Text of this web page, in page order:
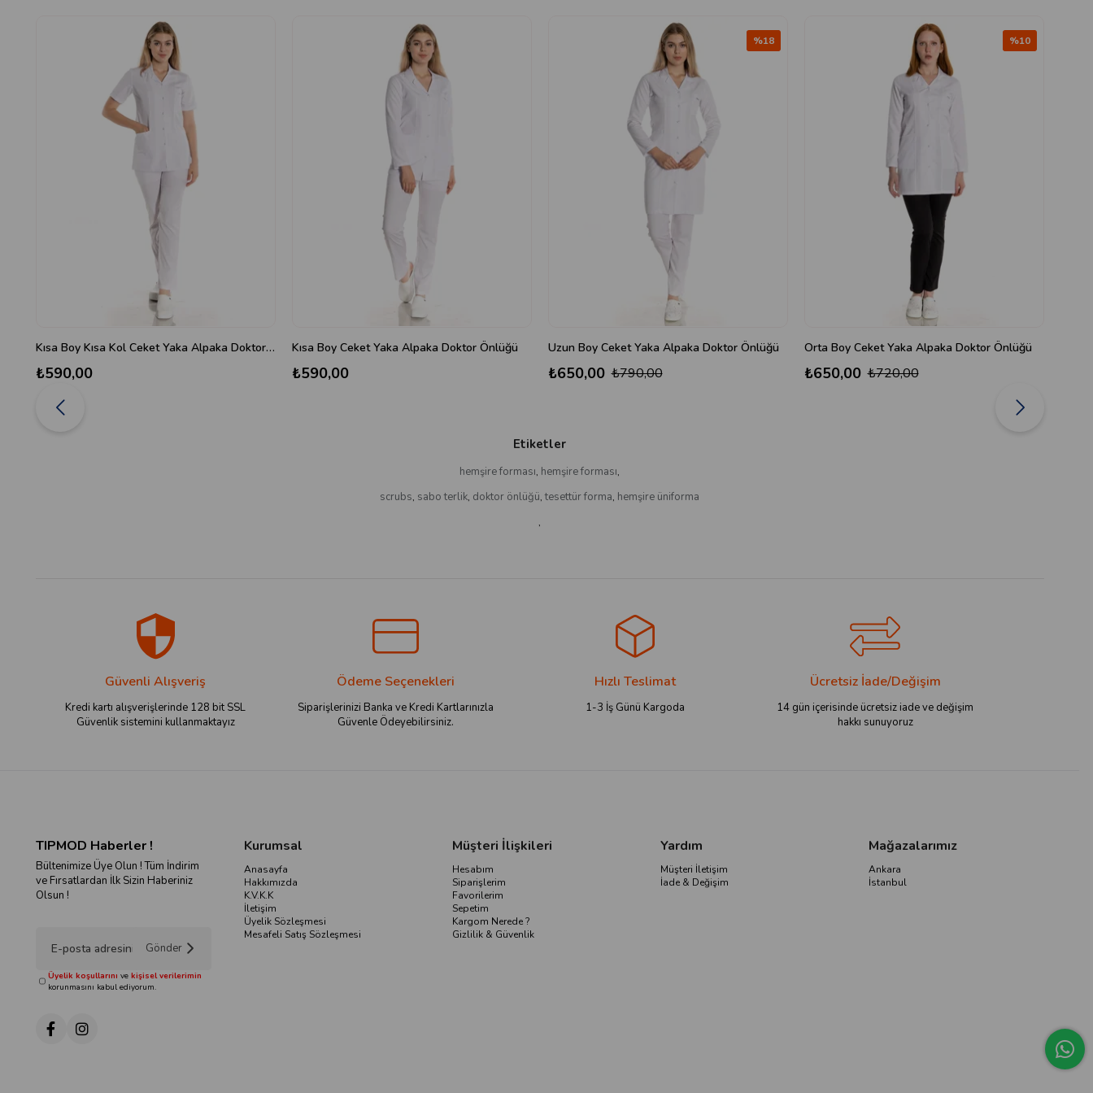
Kısa Boy Kısa Kol Ceket Yaka Alpaka Doktor Önlüğü
₺590,00
Kısa Boy Ceket Yaka Alpaka Doktor Önlüğü
₺590,00
Uzun Boy Ceket Yaka Alpaka Doktor Önlüğü
₺650,00 ₺790,00
%18
Orta Boy Ceket Yaka Alpaka Doktor Önlüğü
₺650,00 ₺720,00
%10
Etiketler
hemşire forması, hemşire forması,
scrubs, sabo terlik, doktor önlüğü, tesettür forma, hemşire üniforma
,
Güvenli Alışveriş
Kredi kartı alışverişlerinde 128 bit SSL
Güvenlik sistemini kullanmaktayız
Ödeme Seçenekleri
Siparişlerinizi Banka ve Kredi Kartlarınızla
Güvenle Ödeyebilirsiniz.
Hızlı Teslimat
1-3 İş Günü Kargoda
Ücretsiz İade/Değişim
14 gün içerisinde ücretsiz iade ve değişim
hakkı sunuyoruz
TIPMOD Haberler !
Bültenimize Üye Olun ! Tüm İndirim
ve Fırsatlardan İlk Sizin Haberiniz
Olsun !
Gönder
Üyelik koşullarını ve kişisel verilerimin
korunmasını kabul ediyorum.
Kurumsal
Anasayfa
Hakkımızda
K.V.K.K
İletişim
Üyelik Sözleşmesi
Mesafeli Satış Sözleşmesi
Müşteri İlişkileri
Hesabım
Siparişlerim
Favorilerim
Sepetim
Kargom Nerede ?
Gizlilik & Güvenlik
Yardım
Müşteri İletişim
İade & Değişim
Mağazalarımız
Ankara
İstanbul